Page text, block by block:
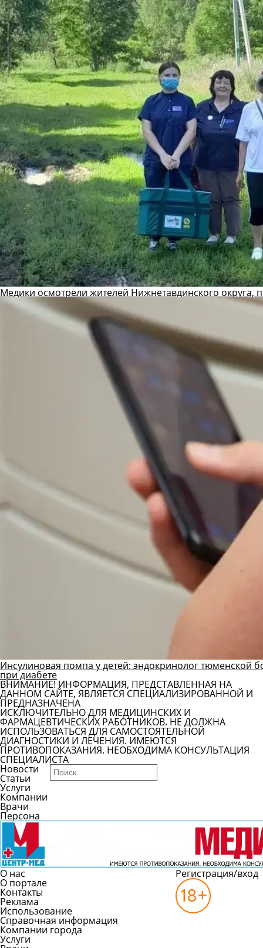
Медики осмотрели жителей Нижнетавдинского округа,
Инсулиновая помпа у детей: эндокринолог тюменской
при диабете
ВНИМАНИЕ! ИНФОРМАЦИЯ, ПРЕДСТАВЛЕННАЯ НА
ДАННОМ САЙТЕ, ЯВЛЯЕТСЯ СПЕЦИАЛИЗИРОВАННОЙ И
ПРЕДНАЗНАЧЕНА
ИСКЛЮЧИТЕЛЬНО ДЛЯ МЕДИЦИНСКИХ И
ФАРМАЦЕВТИЧЕСКИХ РАБОТНИКОВ. НЕ ДОЛЖНА
ИСПОЛЬЗОВАТЬСЯ ДЛЯ САМОСТОЯТЕЛЬНОЙ
ДИАГНОСТИКИ И ЛЕЧЕНИЯ. ИМЕЮТСЯ
ПРОТИВОПОКАЗАНИЯ. НЕОБХОДИМА КОНСУЛЬТАЦИЯ
СПЕЦИАЛИСТА
Новости
Статьи
Услуги
Компании
Врачи
Персона
О нас
О портале
Контакты
Реклама
Использование
Справочная информация
Компании города
Услуги
Регистрация/вход